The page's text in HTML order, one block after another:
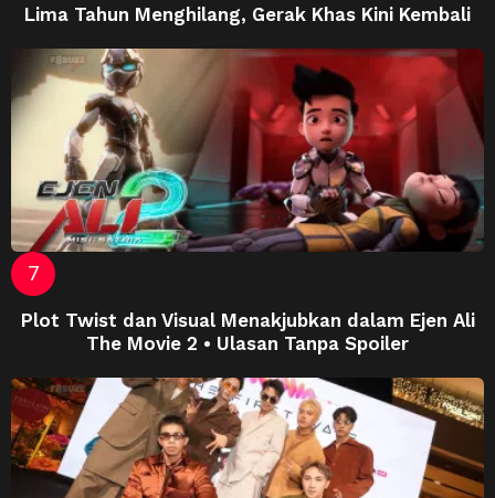
Lima Tahun Menghilang, Gerak Khas Kini Kembali
Plot Twist dan Visual Menakjubkan dalam Ejen Ali
The Movie 2 • Ulasan Tanpa Spoiler